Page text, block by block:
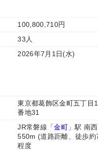
100,800,710円
33人
2026年7月1日(水)
東京都葛飾区金町五丁目
番地31
JR常磐線「金町 」駅 南
550m (道路距離、徒歩約
程度